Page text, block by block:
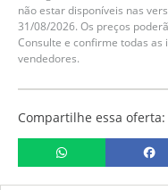
não estar disponíveis nas
31/08/2026. Os preços
Consulte e confirme todas as
vendedores.
Compartilhe essa oferta: